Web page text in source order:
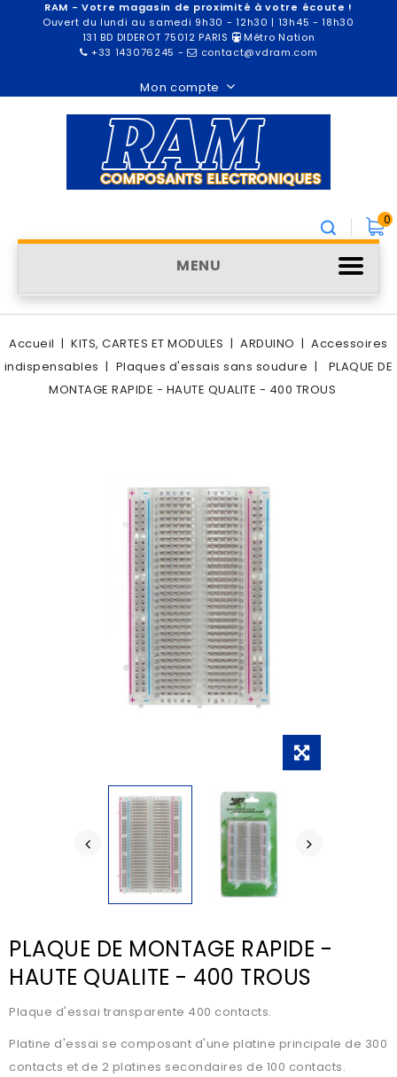
RAM - Votre magasin de proximité à votre écoute !
Ouvert du lundi au samedi 9h30 - 12h30 | 13h45 - 18h30
131 BD DIDEROT 75012 PARIS
Métro Nation
+33 143076245 - contact@vdram.com
Mon compte
0
MENU
Accueil KITS, CARTES ET MODULES ARDUINO
Accessoires
indispensables
Plaques d'essais sans soudure
PLAQUE DE
MONTAGE RAPIDE - HAUTE QUALITE - 400 TROUS
PLAQUE DE MONTAGE RAPIDE -
HAUTE QUALITE - 400 TROUS
Plaque d'essai transparente 400 contacts.
Platine d'essai se composant d'une platine principale de 300
contacts et de 2 platines secondaires de 100 contacts.